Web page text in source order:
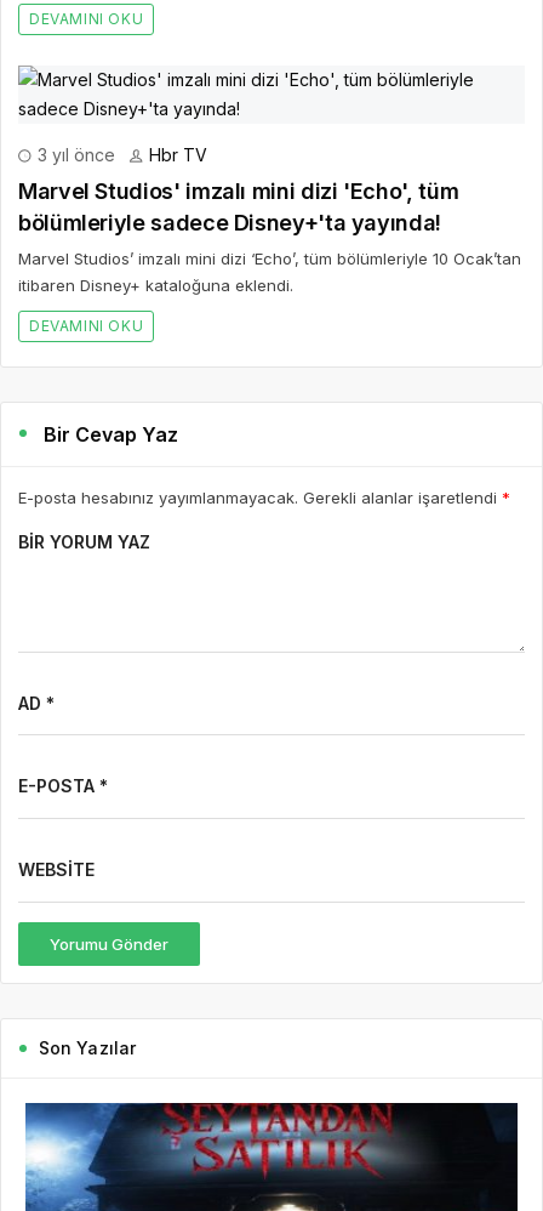
DEVAMINI OKU
3 yıl önce Hbr TV
Marvel Studios' imzalı mini dizi 'Echo', tüm
bölümleriyle sadece Disney+'ta yayında!
Marvel Studios’ imzalı mini dizi ‘Echo’, tüm bölümleriyle 10 Ocak’tan
itibaren Disney+ kataloğuna eklendi.
DEVAMINI OKU
Bir Cevap Yaz
E-posta hesabınız yayımlanmayacak. Gerekli alanlar işaretlendi *
BIR YORUM YAZ
AD *
E-POSTA *
WEBSITE
Yorumu Gönder
Son Yazılar